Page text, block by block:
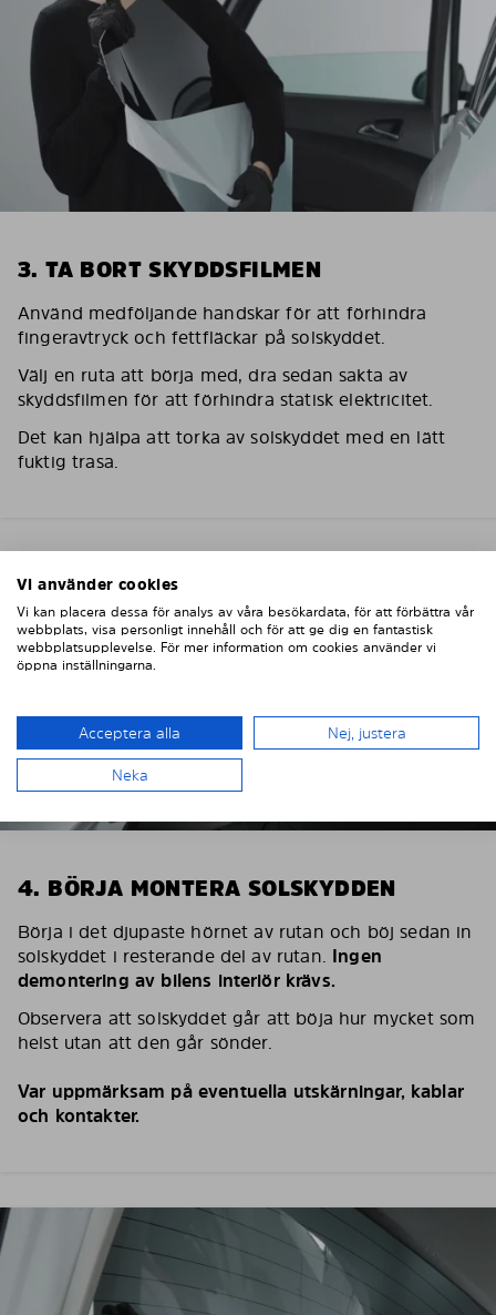
3. TA BORT SKYDDSFILMEN
Använd medföljande handskar för att förhindra
fingeravtryck och fettfläckar på solskyddet.
Välj en ruta att börja med, dra sedan sakta av
skyddsfilmen för att förhindra statisk elektricitet.
Det kan hjälpa att torka av solskyddet med en lätt
fuktig trasa.
4. BÖRJA MONTERA SOLSKYDDEN
Börja i det djupaste hörnet av rutan och böj sedan in
solskyddet i resterande del av rutan. Ingen
demontering av bilens interiör krävs.
Observera att solskyddet går att böja hur mycket som
helst utan att den går sönder.
Var uppmärksam på eventuella utskärningar, kablar
och kontakter.
Vi använder cookies
Vi kan placera dessa för analys av våra besökardata, för att förbättra vår
webbplats, visa personligt innehåll och för att ge dig en fantastisk
webbplatsupplevelse. För mer information om cookies använder vi
öppna inställningarna.
Acceptera alla Nej, justera
Neka